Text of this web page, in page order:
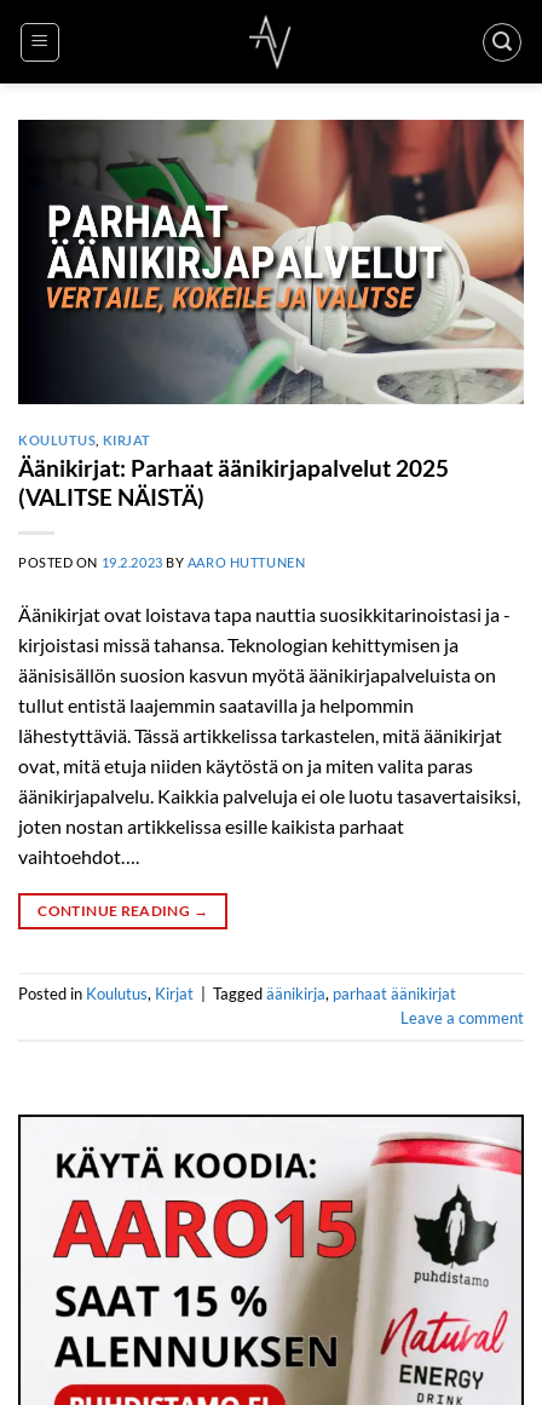
KOULUTUS KIRJAT
Äänikirjat: Parhaat äänikirjapalvelut 2025
(VALITSE NÄISTÄ)
POSTED ON 19.2.2023 BY AARO HUTTUNEN
Äänikirjat ovat loistava tapa nauttia suosikkitarinoistasi ja -
kirjoistasi missä tahansa. Teknologian kehittymisen ja
äänisisällön suosion kasvun myötä äänikirjapalveluista on
tullut entistä laajemmin saatavilla ja helpommin
lähestyttäviä. Tässä artikkelissa tarkastelen, mitä äänikirjat
ovat, mitä etuja niiden käytöstä on ja miten valita paras
äänikirjapalvelu. Kaikkia palveluja ei ole luotu tasavertaisiksi,
joten nostan artikkelissa esille kaikista parhaat
vaihtoehdot….
CONTINUE READING →
Posted in Koulutus, Kirjat Taggedäänikirja, parhaat äänikirjat
Leave a comment